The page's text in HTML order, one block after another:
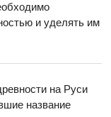
и уделять им
на Руси
название